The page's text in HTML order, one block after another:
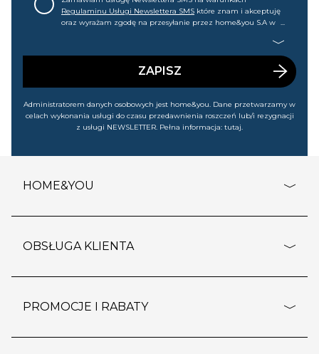
Regulaminu Usługi Newslettera SMS które znam i akceptuję
oraz wyrażam zgodę na przesyłanie przez home&you S.A w
wyprzedażach). Wiem, że mogę tę zgodę w każdej chwili
ZAPISZ
Administratorem danych osobowych jest home&you. Dane przetwarzamy w
celach wykonania usługi do czasu przedawnienia roszczeń lub/i rezygnacji
z usługi NEWSLETTER. Pełna informacja: tutaj.
HOME&YOU
o firmie
polityka prywatności
kontakt
OBSŁUGA KLIENTA
dostawy i płatność
PROMOCJE I RABATY